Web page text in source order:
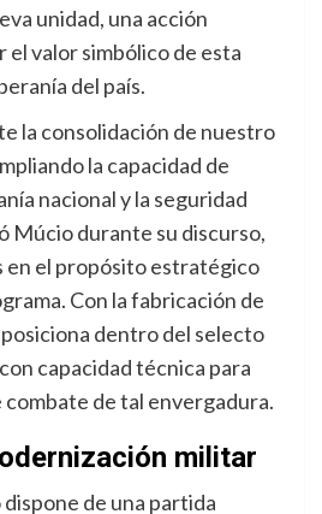
unidad, una acción
el valor simbólico de esta
del país.
la consolidación de nuestro
la capacidad de
nacional y la seguridad
Múcio durante su discurso,
en el propósito estratégico
Con la fabricación de
posiciona dentro del selecto
capacidad técnica para
de tal envergadura.
militar
de una partida